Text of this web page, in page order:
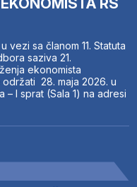
RS
vezi sa članom 11. Statuta
saziva 21.
ekonomista
28. maja 2026. u
– I sprat (Sala 1) na adresi